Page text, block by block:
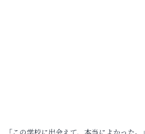
「この学校に出会えて、本当によかった。」